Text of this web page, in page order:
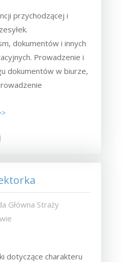
przychodzącej i
dokumentów i innych
Prowadzenie i
dokumentów w biurze,
Główna Straży
dotyczące charakteru